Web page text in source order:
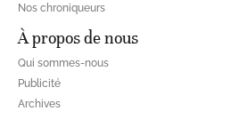
Nos chroniqueurs
À propos de nous
Qui sommes-nous
Publicité
Archives